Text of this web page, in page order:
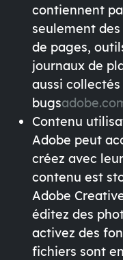
contiennent
seulement
de pages,
journaux de
aussi
bugs
Contenu
Adobe peut
créez avec
contenu est
Adobe
éditez des
activez des
fichiers sont